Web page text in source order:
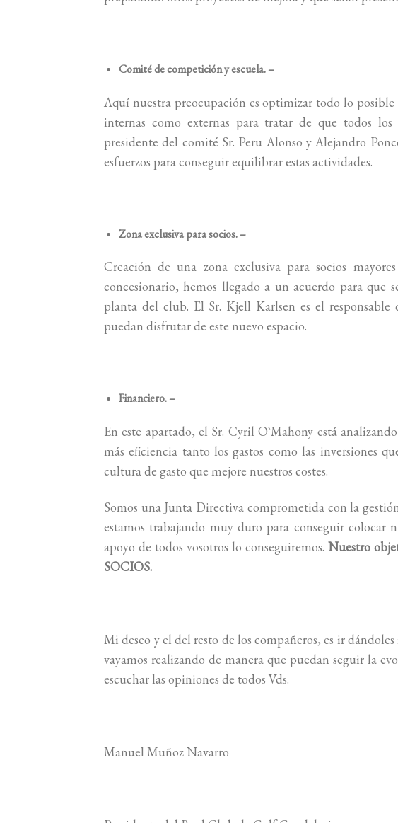
Comité de competición y escuela. –
Aquí nuestra preocupación es optimizar todo lo
internas como externas para tratar de que todos
presidente del comité Sr. Peru Alonso y Alejandro
esfuerzos para conseguir equilibrar estas actividades.
Zona exclusiva para socios. –
Creación de una zona exclusiva para socios
concesionario, hemos llegado a un acuerdo para
planta del club. El Sr. Kjell Karlsen es el responsable
puedan disfrutar de este nuevo espacio.
Financiero. –
En este apartado, el Sr. Cyril O`Mahony está
más eficiencia tanto los gastos como las inversiones
cultura de gasto que mejore nuestros costes.
Somos una Junta Directiva comprometida con la
estamos trabajando muy duro para conseguir
apoyo de todos vosotros lo conseguiremos. Nuestro
SOCIOS.
Mi deseo y el del resto de los compañeros, es ir
vayamos realizando de manera que puedan seguir la
escuchar las opiniones de todos Vds.
Manuel Muñoz Navarro